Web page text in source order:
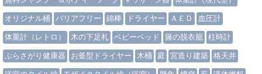
オリジナル桶 バリアフリー 綿棒 ドライヤー ＡＥＤ 血圧計
体重計（レトロ） 木の下足札 ベビーベッド 籐の脱衣籠 柱時計
ぶらさがり健康器 お釜型ドライヤー 木桶 庭 宮造り建築 格天井